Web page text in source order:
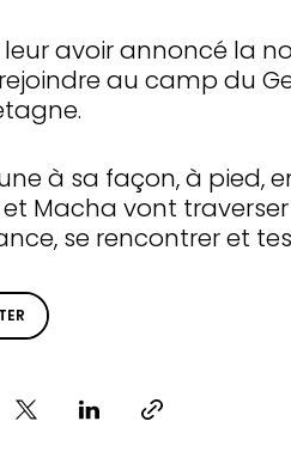
leur avoir annoncé la
au camp du
à sa façon, à pied,
Macha vont
se rencontrer et
via